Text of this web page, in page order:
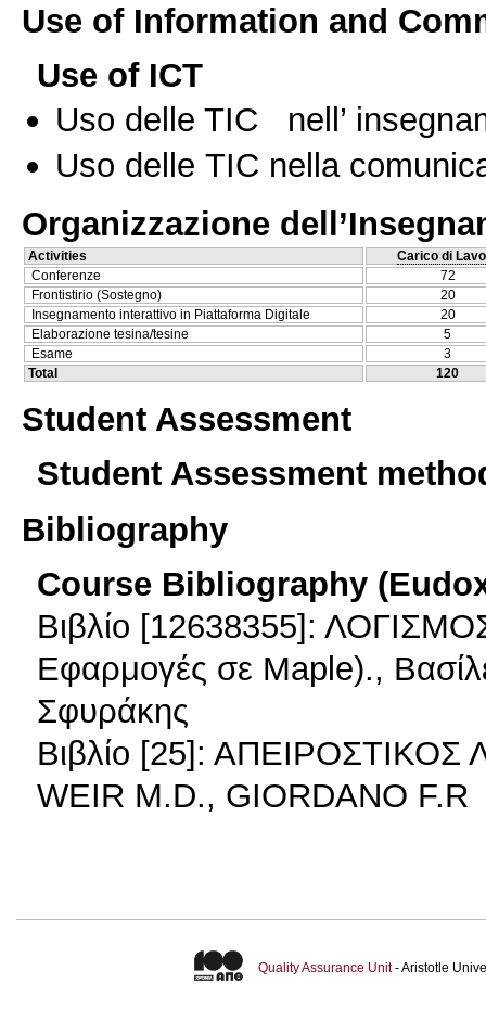
Use of Information and
Use of ICT
Uso delle TIC nell’
Uso delle TIC nella
Organizzazione
Activities
Carico di
Conferenze
72
Frontistirio (Sostegno)
20
Insegnamento interattivo in Piattaforma Digitale
20
Elaborazione tesina/tesine
5
Esame
3
Total
120
Student Assessment
Student Assessment
Bibliography
Course Bibliography
Βιβλίο [12638355]:
Εφαρμογές σε Maple).,
Σφυράκης
Βιβλίο [25]:
WEIR M.D., GIORDANO F.R
Quality Assurance Unit- Aristotle